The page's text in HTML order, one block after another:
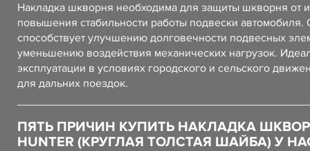
Накладка шкворня необходима для защиты шкворня от
повышения стабильности работы подвески автомобиля.
способствует улучшению долговечности подвесных
уменьшению воздействия механических нагрузок.
эксплуатации в условиях городского и сельского
для дальних поездок.
ПЯТЬ ПРИЧИН КУПИТЬ НАКЛАДКА
HUNTER (КРУГЛАЯ ТОЛСТАЯ ШАЙБА) У